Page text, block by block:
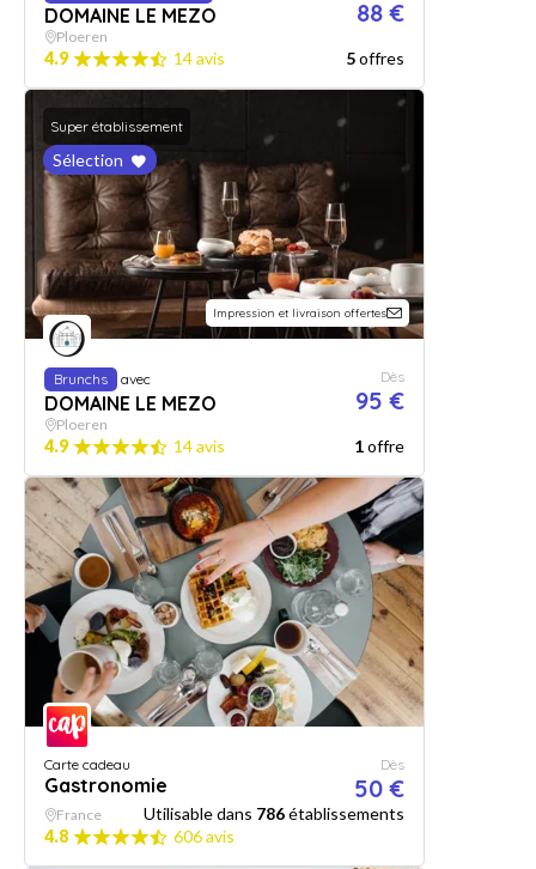
DOMAINE LE MEZO 88 €
Ploeren
4.9 14 avis 5offres
Super établissement
Sélection
Impression et livraison offertes
Brunchs avec
DOMAINE LE MEZO
Dès
95 €
Ploeren
4.9 14 avis 1offre
Carte cadeau
Gastronomie
Dès
50 €
France Utilisable dans 786établissements
4.8
606 avis